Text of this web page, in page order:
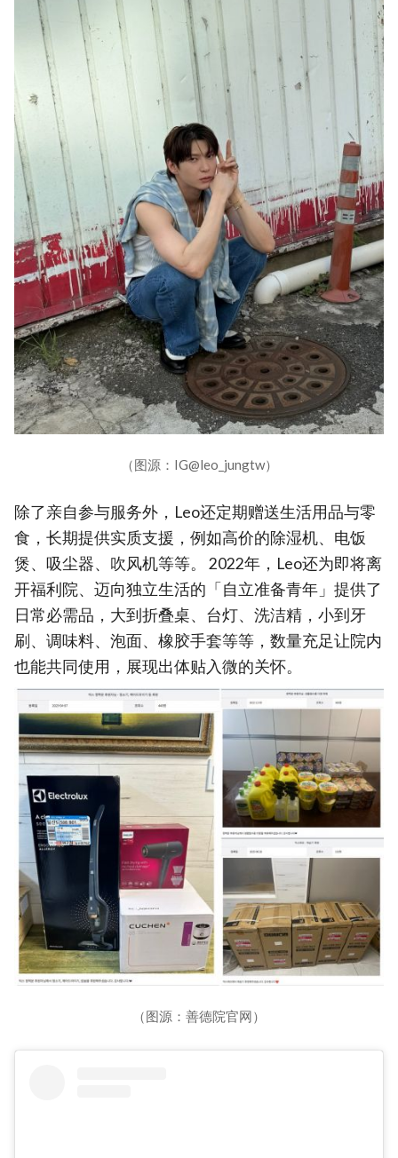
（图源：IG@leo_jungtw）
除了亲自参与服务外，Leo还定期赠送生活用品与零
食，长期提供实质支援，例如高价的除湿机、电饭
煲、吸尘器、吹风机等等。 2022年，Leo还为即将离
开福利院、迈向独立生活的「自立准备青年」提供了
日常必需品，大到折叠桌、台灯、洗洁精，小到牙
刷、调味料、泡面、橡胶手套等等，数量充足让院内
也能共同使用，展现出体贴入微的关怀。
（图源：善德院官网）